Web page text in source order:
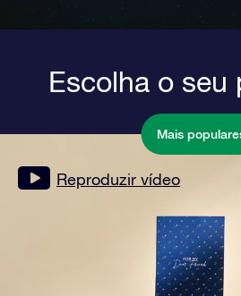
Escolha o seu
Mais
Reproduzir vídeo